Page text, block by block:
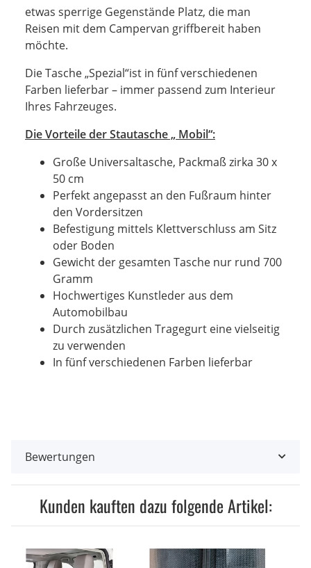
etwas sperrige Gegenstände Platz, die man
Reisen mit dem Campervan griffbereit haben
möchte.
Die Tasche „Spezial“ist in fünf verschiedenen
Farben lieferbar – immer passend zum Interieur
Ihres Fahrzeuges.
Die Vorteile der Stautasche „ Mobil“:
Große Universaltasche, Packmaß zirka 30 x
50 cm
Perfekt angepasst an den Fußraum hinter
den Vordersitzen
Befestigung mittels Klettverschluss am Sitz
oder Boden
Gewicht der gesamten Tasche nur rund 700
Gramm
Hochwertiges Kunstleder aus dem
Automobilbau
Durch zusätzlichen Tragegurt eine vielseitig
zu verwenden
In fünf verschiedenen Farben lieferbar
Bewertungen
Kunden kauften dazu folgende Artikel: